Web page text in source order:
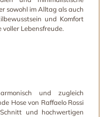
sowohl im Alltag als auch
und Komfort
voller Lebensfreude.
und zugleich
Hose von Raffaelo Rossi
und hochwertigen